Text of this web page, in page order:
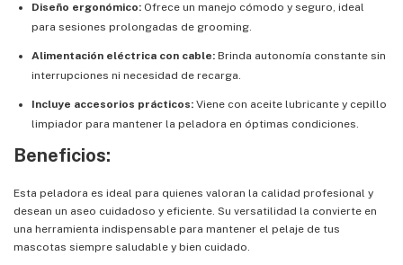
Diseño ergonómico: Ofrece un manejo cómodo y seguro, ideal
para sesiones prolongadas de grooming.
Alimentación eléctrica con cable: Brinda autonomía constante sin
interrupciones ni necesidad de recarga.
Incluye accesorios prácticos: Viene con aceite lubricante y cepillo
limpiador para mantener la peladora en óptimas condiciones.
Beneficios:
Esta peladora es ideal para quienes valoran la calidad profesional y
desean un aseo cuidadoso y eficiente. Su versatilidad la convierte en
una herramienta indispensable para mantener el pelaje de tus
mascotas siempre saludable y bien cuidado.